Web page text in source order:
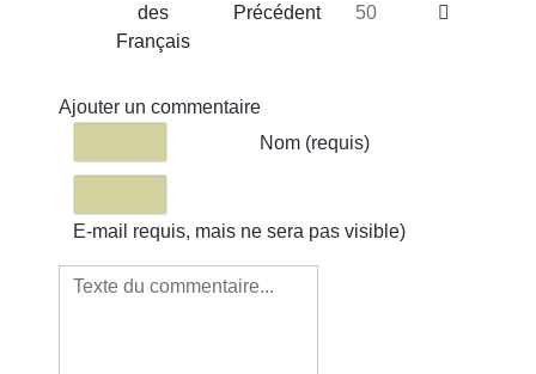
des
Français
Précédent
50
Ajouter un commentaire
Nom (requis)
E-mail requis, mais ne sera pas visible)